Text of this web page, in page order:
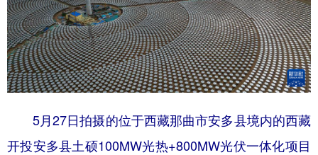
5月27日拍摄的位于西藏那曲市安多县境内的西藏
开投安多县土硕100MW光热+800MW光伏一体化项目